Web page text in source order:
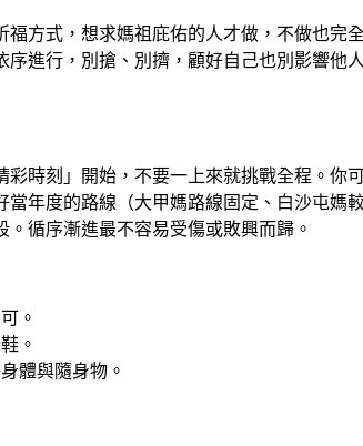
福方式，想求媽祖庇佑的人才做，不做也
序進行，別搶、別擠，顧好自己也別影響
彩時刻」開始，不要一上來就挑戰全程。
當年度的路線（大甲媽路線固定、白沙屯
循序漸進最不容易受傷或敗興而歸。
。
。
體與隨身物。